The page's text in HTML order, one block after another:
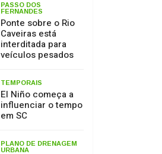
PASSO DOS
FERNANDES
Ponte sobre o Rio
Caveiras está
interditada para
veículos pesados
TEMPORAIS
El Niño começa a
influenciar o tempo
em SC
PLANO DE DRENAGEM
URBANA